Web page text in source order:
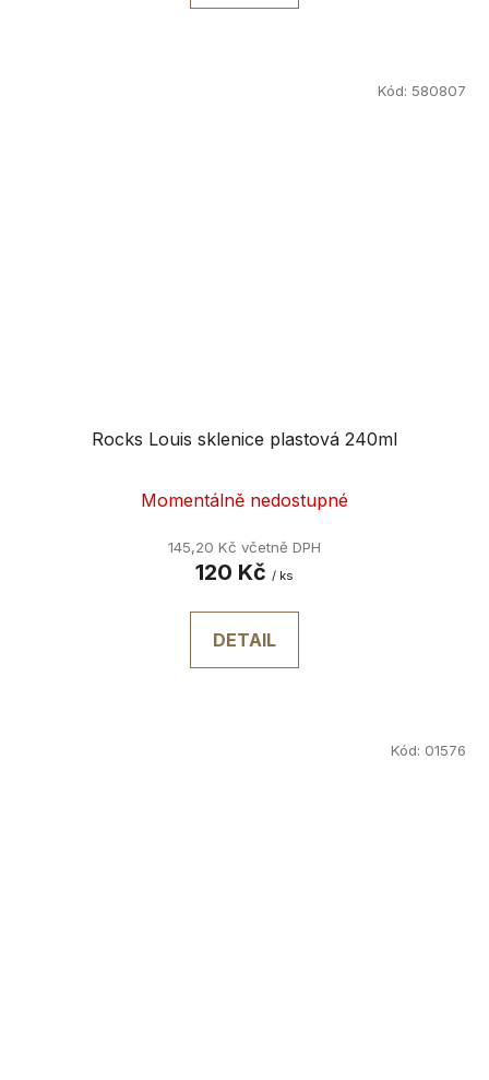
Rocks Louis sklenice plastová 240ml
Momentálně nedostupné
145,20 Kč včetně DPH
120 Kč / ks
DETAIL
Kód: 580807
Kód: 01576